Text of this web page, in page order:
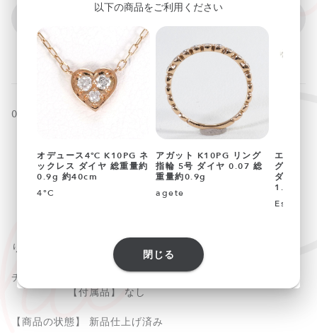
現在貸し出し中です
他のおすすめ商品はこちら
090422
【素材】 925/シルバー
り外し可)
チェーン：全長 約54cm（アジャスターなし）
【付属品】 なし
【商品の状態】 新品仕上げ済み
以下の商品をご利用ください
オデュース4℃ K10PG ネ
ックレス ダイヤ 総重量約
0.9g 約40cm
4°C
アガット K10PG リング
指輪 5号 ダイヤ 0.07 総
重量約0.9g
agete
エステー
グ 指輪
ダイヤ
1.4g
Estelle
閉じる